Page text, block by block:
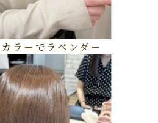
ラーでラベンダー